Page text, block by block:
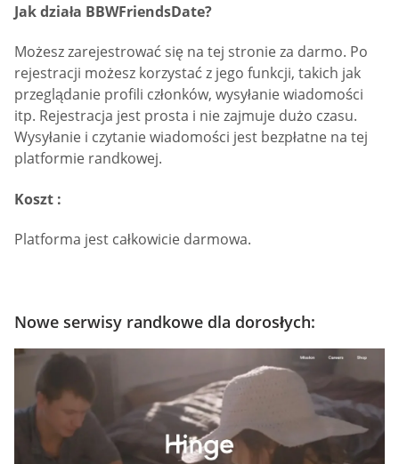
Jak działa BBWFriendsDate?
Możesz zarejestrować się na tej stronie za darmo. Po
rejestracji możesz korzystać z jego funkcji, takich jak
przeglądanie profili członków, wysyłanie wiadomości
itp. Rejestracja jest prosta i nie zajmuje dużo czasu.
Wysyłanie i czytanie wiadomości jest bezpłatne na tej
platformie randkowej.
Koszt :
Platforma jest całkowicie darmowa.
Nowe serwisy randkowe dla dorosłych: